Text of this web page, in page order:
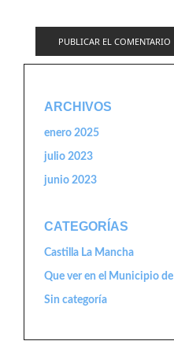
ARCHIVOS
enero 2025
julio 2023
junio 2023
CATEGORÍAS
Castilla La Mancha
Que ver en el Municipio de
Sin categoría